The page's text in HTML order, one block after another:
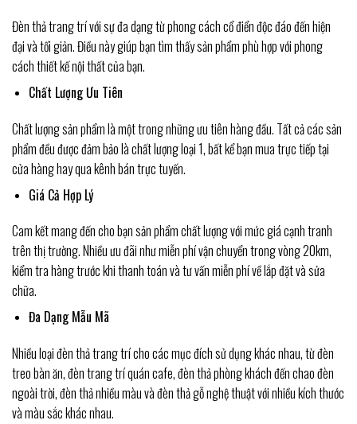
Đèn thả trang trí với sự đa dạng từ phong cách cổ điển độc đáo đến hiện
đại và tối giản. Điều này giúp bạn tìm thấy sản phẩm phù hợp với phong
cách thiết kế nội thất của bạn.
Chất Lượng Ưu Tiên
Chất lượng sản phẩm là một trong những ưu tiên hàng đầu. Tất cả các sản
phẩm đều được đảm bảo là chất lượng loại 1, bất kể bạn mua trực tiếp tại
cửa hàng hay qua kênh bán trực tuyến.
Giá Cả Hợp Lý
Cam kết mang đến cho bạn sản phẩm chất lượng với mức giá cạnh tranh
trên thị trường. Nhiều ưu đãi như miễn phí vận chuyển trong vòng 20km,
kiểm tra hàng trước khi thanh toán và tư vấn miễn phí về lắp đặt và sửa
chữa.
Đa Dạng Mẫu Mã
Nhiều loại đèn thả trang trí cho các mục đích sử dụng khác nhau, từ đèn
treo bàn ăn, đèn trang trí quán cafe, đèn thả phòng khách đến chao đèn
ngoài trời, đèn thả nhiều màu và đèn thả gỗ nghệ thuật với nhiều kích thước
và màu sắc khác nhau.